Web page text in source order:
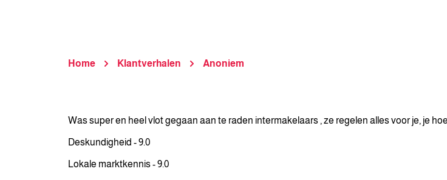
Home Klantverhalen Anoniem
Was super en heel vlot gegaan aan te raden intermakelaars , ze regelen alles voor je, je
Deskundigheid - 9.0
Lokale marktkennis - 9.0